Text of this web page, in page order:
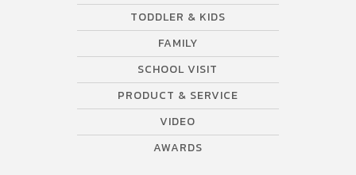
TODDLER & KIDS
FAMILY
SCHOOL VISIT
PRODUCT & SERVICE
VIDEO
AWARDS